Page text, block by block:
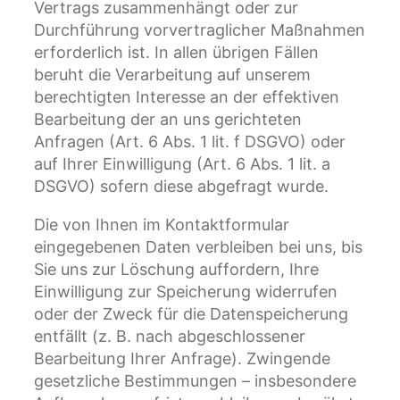
Vertrags zusammenhängt oder zur
Durchführung vorvertraglicher Maßnahmen
erforderlich ist. In allen übrigen Fällen
beruht die Verarbeitung auf unserem
berechtigten Interesse an der effektiven
Bearbeitung der an uns gerichteten
Anfragen (Art. 6 Abs. 1 lit. f DSGVO) oder
auf Ihrer Einwilligung (Art. 6 Abs. 1 lit. a
DSGVO) sofern diese abgefragt wurde.
Die von Ihnen im Kontaktformular
eingegebenen Daten verbleiben bei uns, bis
Sie uns zur Löschung auffordern, Ihre
Einwilligung zur Speicherung widerrufen
oder der Zweck für die Datenspeicherung
entfällt (z. B. nach abgeschlossener
Bearbeitung Ihrer Anfrage). Zwingende
gesetzliche Bestimmungen – insbesondere